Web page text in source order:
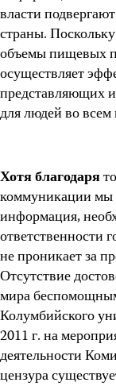
власти
страны.
объемы пищевых
осуществляет
представляющих
для людей во всем
Хотя благодаря
коммуникации мы
информация,
ответственности
не проникает за
Отсутствие
мира
Колумбийского
2011 г. на
деятельности
цензура